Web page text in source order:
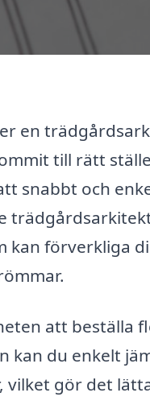
en
till rätt
snabbt och
kan förverkliga
att beställa
kan du enkelt
vilket gör det